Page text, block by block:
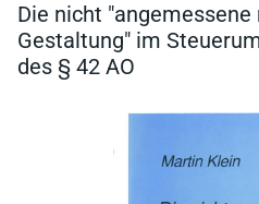
Die nicht
Gestaltung" im
des § 42 AO